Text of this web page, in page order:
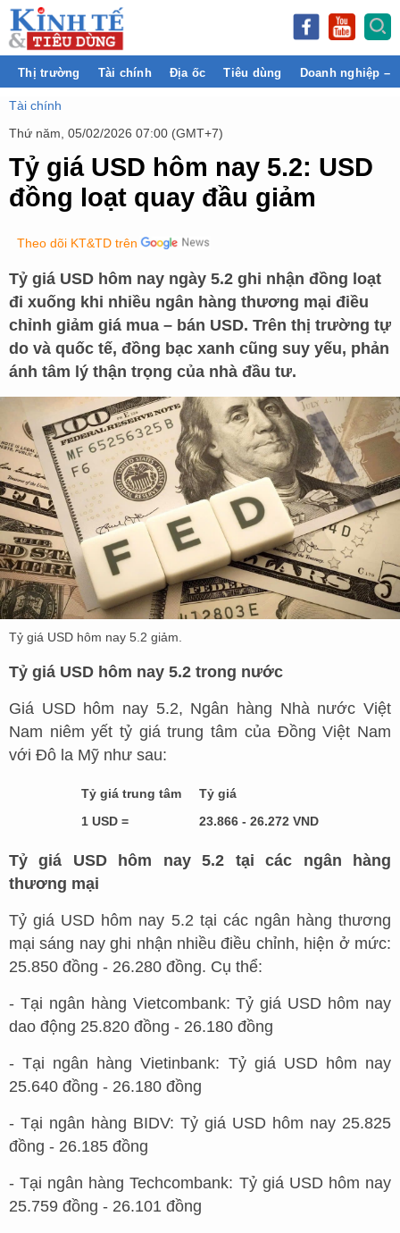
Thị trường Tài chính Địa ốc Tiêu dùng Doanh nghiệp –
Tài chính
Thứ năm, 05/02/2026 07:00 (GMT+7)
Tỷ giá USD hôm nay 5.2: USD
đồng loạt quay đầu giảm
Theo dõi KT&TD trên
Tỷ giá USD hôm nay ngày 5.2 ghi nhận đồng loạt
đi xuống khi nhiều ngân hàng thương mại điều
chỉnh giảm giá mua – bán USD. Trên thị trường tự
do và quốc tế, đồng bạc xanh cũng suy yếu, phản
ánh tâm lý thận trọng của nhà đầu tư.
Tỷ giá USD hôm nay 5.2 giảm.
Tỷ giá USD hôm nay 5.2 trong nước
Giá USD hôm nay 5.2, Ngân hàng Nhà nước Việt
Nam niêm yết tỷ giá trung tâm của Đồng Việt Nam
với Đô la Mỹ như sau:
Tỷ giá trung tâm
Tỷ giá
1 USD =
23.866 - 26.272 VND
Tỷ giá USD hôm nay 5.2 tại các ngân hàng
thương mại
Tỷ giá USD hôm nay 5.2 tại các ngân hàng thương
mại sáng nay ghi nhận nhiều điều chỉnh, hiện ở mức:
25.850 đồng - 26.280 đồng. Cụ thể:
- Tại ngân hàng Vietcombank: Tỷ giá USD hôm nay
dao động 25.820 đồng - 26.180 đồng
- Tại ngân hàng Vietinbank: Tỷ giá USD hôm nay
25.640 đồng - 26.180 đồng
- Tại ngân hàng BIDV: Tỷ giá USD hôm nay 25.825
đồng - 26.185 đồng
- Tại ngân hàng Techcombank: Tỷ giá USD hôm nay
25.759 đồng - 26.101 đồng